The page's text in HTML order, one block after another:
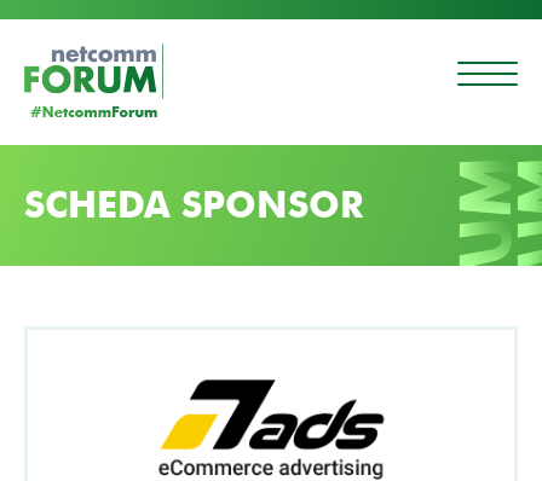
SCHEDA SPONSOR